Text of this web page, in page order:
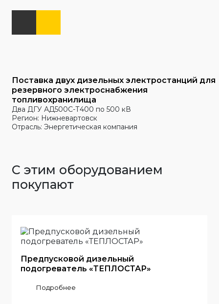
Поставка двух дизельных электростанций для
резервного электроснабжения
топливохранилища
Два ДГУ АД500С-Т400 по 500 кВ
Регион: Нижневартовск
Отрасль: Энергетическая компания
С этим оборудованием
покупают
Предпусковой дизельный
подогреватель «ТЕПЛОСТАР»
Подробнее